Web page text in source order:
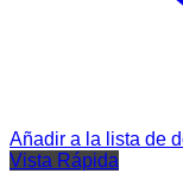
Añadir a la lista de
Vista Rápida